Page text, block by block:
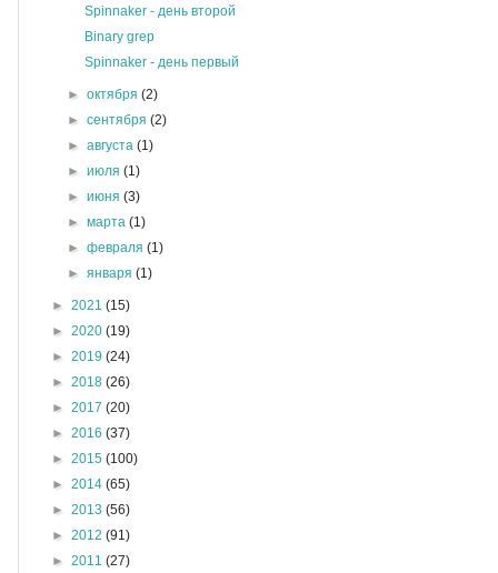
Spinnaker - день второй
Binary grep
Spinnaker - день первый
►октября(2)
►сентября(2)
►августа(1)
►июля(1)
►июня(3)
►марта(1)
►февраля(1)
►января(1)
► 2021 (15)
► 2020 (19)
► 2019 (24)
► 2018 (26)
► 2017 (20)
► 2016 (37)
► 2015 (100)
► 2014 (65)
► 2013 (56)
► 2012 (91)
► 2011 (27)